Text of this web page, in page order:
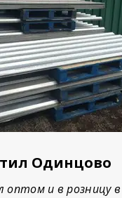
Одинцово
оптом и в розницу в